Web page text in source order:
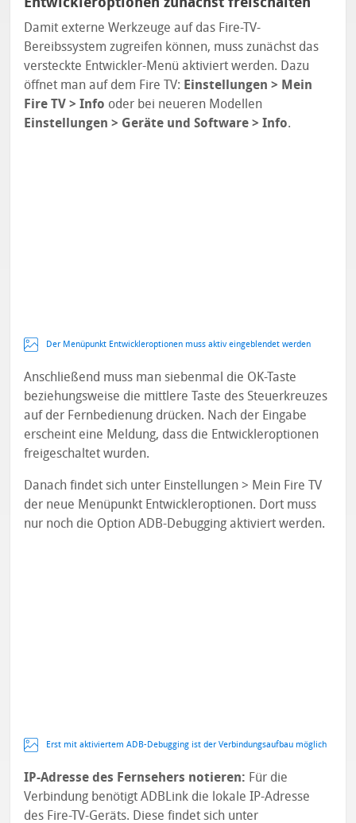
Damit externe Werkzeuge auf das Fire-TV-
Bereibssystem zugreifen können, muss zunächst das
versteckte Entwickler-Menü aktiviert werden. Dazu
öffnet man auf dem Fire TV: Einstellungen > Mein
Fire TV > Info oder bei neueren Modellen
Einstellungen > Geräte und Software > Info.
Der Menüpunkt Entwickleroptionen muss aktiv eingeblendet werden
Anschließend muss man siebenmal die OK-Taste
beziehungsweise die mittlere Taste des Steuerkreuzes
auf der Fernbedienung drücken. Nach der Eingabe
erscheint eine Meldung, dass die Entwickleroptionen
freigeschaltet wurden.
Danach findet sich unter Einstellungen > Mein Fire TV
der neue Menüpunkt Entwickleroptionen. Dort muss
nur noch die Option ADB-Debugging aktiviert werden.
Erst mit aktiviertem ADB-Debugging ist der Verbindungsaufbau möglich
IP-Adresse des Fernsehers notieren: Für die
Verbindung benötigt ADBLink die lokale IP-Adresse
des Fire-TV-Geräts. Diese findet sich unter